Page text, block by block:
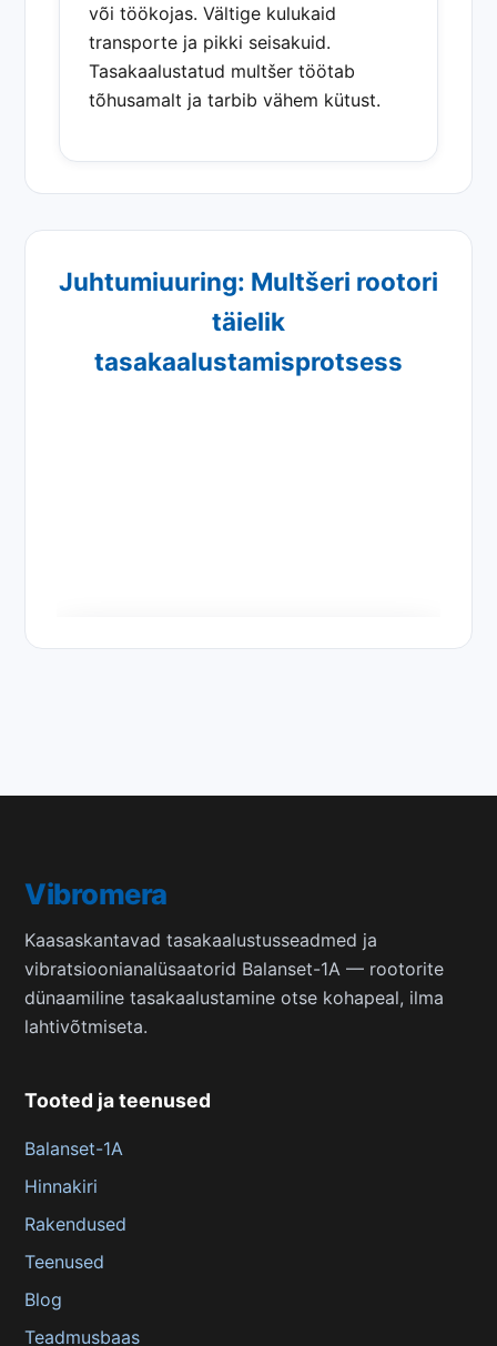
või töökojas. Vältige kulukaid
transporte ja pikki seisakuid.
Tasakaalustatud multšer töötab
tõhusamalt ja tarbib vähem kütust.
Juhtumiuuring: Multšeri rootori
täielik
tasakaalustamisprotsess
Vibromera
Kaasaskantavad tasakaalustusseadmed ja
vibratsioonianalüsaatorid Balanset-1A — rootorite
dünaamiline tasakaalustamine otse kohapeal, ilma
lahtivõtmiseta.
Tooted ja teenused
Balanset-1A
Hinnakiri
Rakendused
Teenused
Blog
Teadmusbaas